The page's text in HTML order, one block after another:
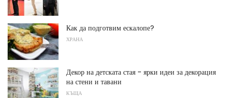
Как да подготвим ескалопе?
ХРАНА
Декор на детската стая - ярки идеи за декорация
на стени и тавани
КЪЩА